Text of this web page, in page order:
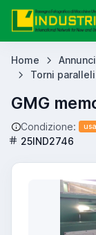
Home
Torni
GMG
Condizione:
25IND2746